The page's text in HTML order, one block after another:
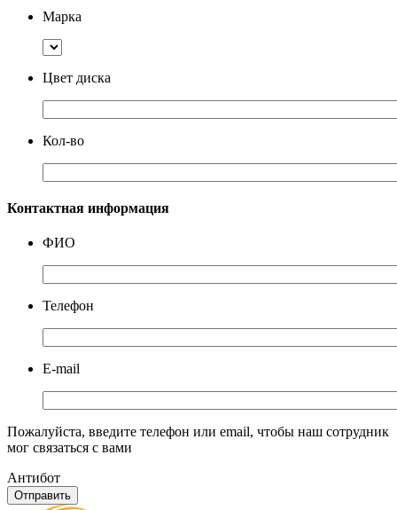
Марка
Цвет диска
Кол-во
Контактная информация
ФИО
Телефон
E-mail
Пожалуйста, введите телефон или email, чтобы наш сотрудник
мог связаться с вами
Антибот
Отправить